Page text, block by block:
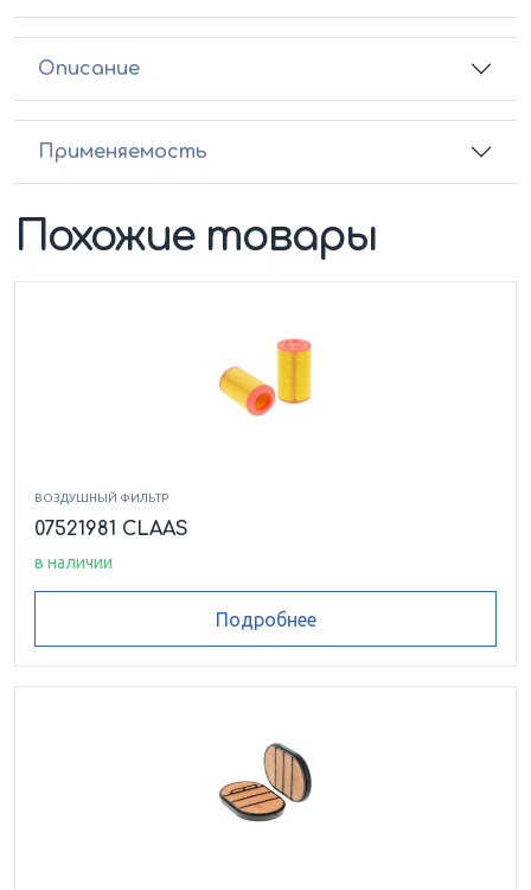
Описание
Применяемость
Похожие товары
ВОЗДУШНЫЙ ФИЛЬТР
07521981 CLAAS
в наличии
Подробнее